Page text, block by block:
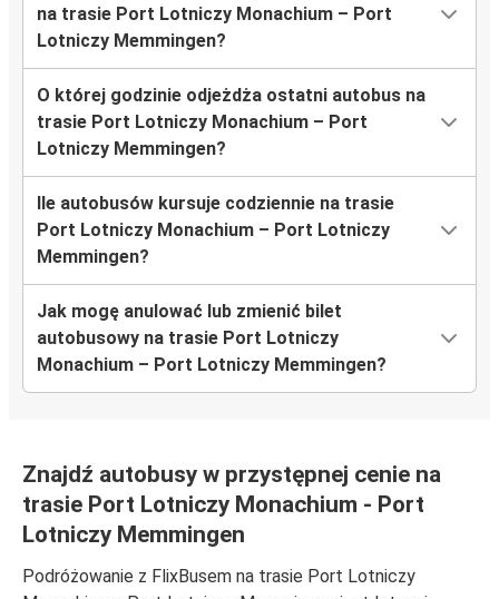
na trasie Port Lotniczy Monachium – Port
Lotniczy Memmingen?
O której godzinie odjeżdża ostatni autobus na
trasie Port Lotniczy Monachium – Port
Lotniczy Memmingen?
Ile autobusów kursuje codziennie na trasie
Port Lotniczy Monachium – Port Lotniczy
Memmingen?
Jak mogę anulować lub zmienić bilet
autobusowy na trasie Port Lotniczy
Monachium – Port Lotniczy Memmingen?
Znajdź autobusy w przystępnej cenie na
trasie Port Lotniczy Monachium - Port
Lotniczy Memmingen
Podróżowanie z FlixBusem na trasie Port Lotniczy